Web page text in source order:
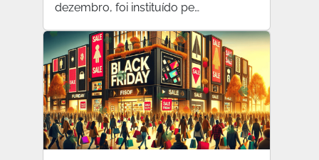
dezembro, foi instituído pe…